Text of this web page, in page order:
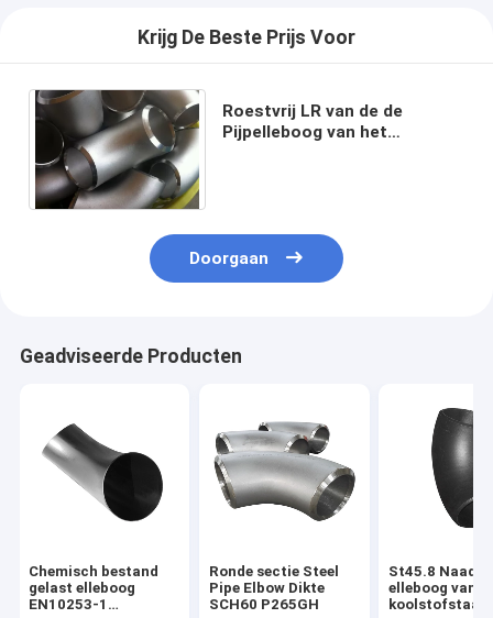
Krijg De Beste Prijs Voor
Roestvrij LR van de de
Pijpelleboog van het
Doorgaan
Geadviseerde Producten
Chemisch bestand
gelast elleboog
EN10253-1
Ronde sectie Steel
Pipe Elbow Dikte
SCH60 P265GH
St45.8
elleboog van
koolstofstaal